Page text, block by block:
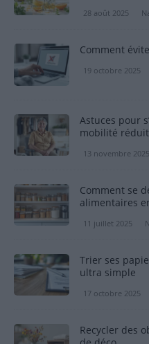
28 août 2025
Comment
19 octobre 2025
Astuces pour
mobilité
13 novembre 2025
Comment se
alimentaires
11 juillet 2025
Trier ses
ultra simple
17 octobre 2025
Recycler des